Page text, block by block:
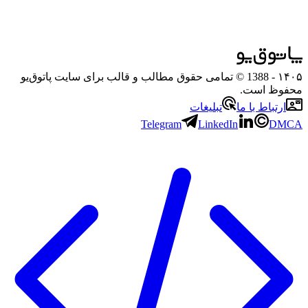
۱۴۰۵
- 1388 © تمامی حقوق مطالب و قالب برای سایت پاتوق‌یو
محفوظ است.
ارتباط با ما
تبلیغات
Telegram
LinkedIn DMCA